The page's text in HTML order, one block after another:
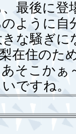
最後に登
ように
な騒ぎに
在住のた
そこかぁ
ですね。